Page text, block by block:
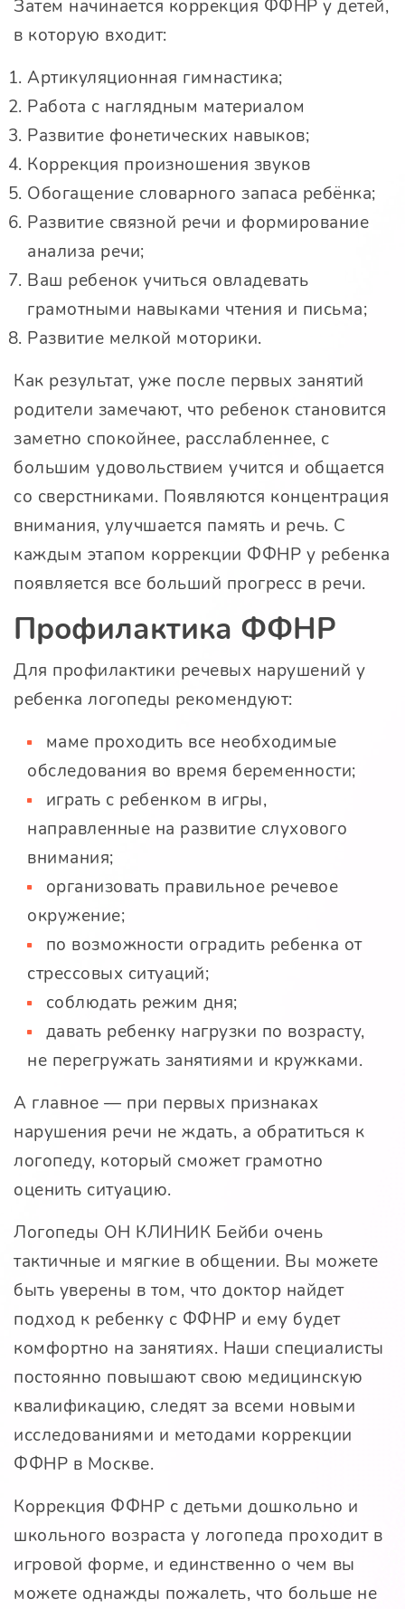
Затем начинается коррекция ФФНР у детей,
в которую входит:
Артикуляционная гимнастика;
Работа с наглядным материалом
Развитие фонетических навыков;
Коррекция произношения звуков
Обогащение словарного запаса ребёнка;
Развитие связной речи и формирование
анализа речи;
Ваш ребенок учиться овладевать
грамотными навыками чтения и письма;
Развитие мелкой моторики.
Как результат, уже после первых занятий
родители замечают, что ребенок становится
заметно спокойнее, расслабленнее, с
большим удовольствием учится и общается
со сверстниками. Появляются концентрация
внимания, улучшается память и речь. С
каждым этапом коррекции ФФНР у ребенка
появляется все больший прогресс в речи.
Профилактика ФФНР
Для профилактики речевых нарушений у
ребенка логопеды рекомендуют:
маме проходить все необходимые
обследования во время беременности;
играть с ребенком в игры,
направленные на развитие слухового
внимания;
организовать правильное речевое
окружение;
по возможности оградить ребенка от
стрессовых ситуаций;
соблюдать режим дня;
давать ребенку нагрузки по возрасту,
не перегружать занятиями и кружками.
А главное — при первых признаках
нарушения речи не ждать, а обратиться к
логопеду, который сможет грамотно
оценить ситуацию.
Логопеды ОН КЛИНИК Бейби очень
тактичные и мягкие в общении. Вы можете
быть уверены в том, что доктор найдет
подход к ребенку с ФФНР и ему будет
комфортно на занятиях. Наши специалисты
постоянно повышают свою медицинскую
квалификацию, следят за всеми новыми
исследованиями и методами коррекции
ФФНР в Москве.
Коррекция ФФНР с детьми дошкольно и
школьного возраста у логопеда проходит в
игровой форме, и единственно о чем вы
можете однажды пожалеть, что больше не